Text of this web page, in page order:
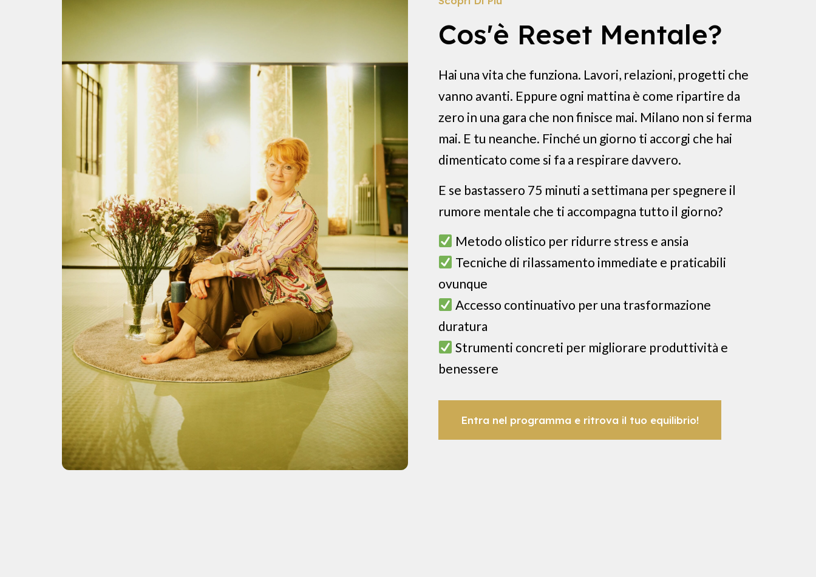
Cos'è Reset Mentale?
Hai una vita che funziona. Lavori, relazioni, progetti che
vanno avanti. Eppure ogni mattina è come ripartire da
zero in una gara che non finisce mai. Milano non si ferma
mai. E tu neanche. Finché un giorno ti accorgi che hai
dimenticato come si fa a respirare davvero.
E se bastassero 75 minuti a settimana per spegnere il
rumore mentale che ti accompagna tutto il giorno?
Metodo olistico per ridurre stress e ansia
Tecniche di rilassamento immediate e praticabili
ovunque
Accesso continuativo per una trasformazione
duratura
Strumenti concreti per migliorare produttività e
benessere
Entra nel programma e ritrova il tuo equilibrio!